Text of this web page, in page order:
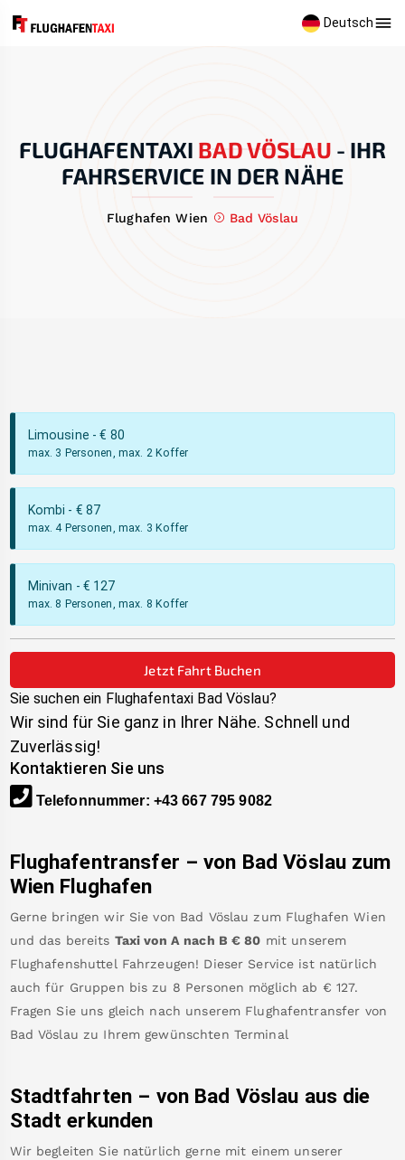
Deutsch
FLUGHAFENTAXI BAD VÖSLAU - IHR
FAHRSERVICE IN DER NÄHE
Flughafen Wien Bad Vöslau
Limousine - € 80
max. 3 Personen, max. 2 Koffer
Kombi - € 87
max. 4 Personen, max. 3 Koffer
Minivan - € 127
max. 8 Personen, max. 8 Koffer
Jetzt Fahrt Buchen
Sie suchen ein Flughafentaxi Bad Vöslau?
Wir sind für Sie ganz in Ihrer Nähe. Schnell und
Zuverlässig!
Kontaktieren Sie uns
Telefonnummer: +43 667 795 9082
Flughafentransfer – von Bad Vöslau zum
Wien Flughafen
Gerne bringen wir Sie von Bad Vöslau zum Flughafen Wien
und das bereits Taxi von A nach B €80 mit unserem
Flughafenshuttel Fahrzeugen! Dieser Service ist natürlich
auch für Gruppen bis zu 8 Personen möglich ab € 127.
Fragen Sie uns gleich nach unserem Flughafentransfer von
Bad Vöslau zu Ihrem gewünschten Terminal
Stadtfahrten – von Bad Vöslau aus die
Stadt erkunden
Wir begleiten Sie natürlich gerne mit einem unserer